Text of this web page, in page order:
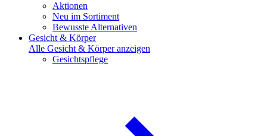
Aktionen
Neu im Sortiment
Bewusste Alternativen
Gesicht & Körper
Alle Gesicht & Körper anzeigen
Gesichtspflege